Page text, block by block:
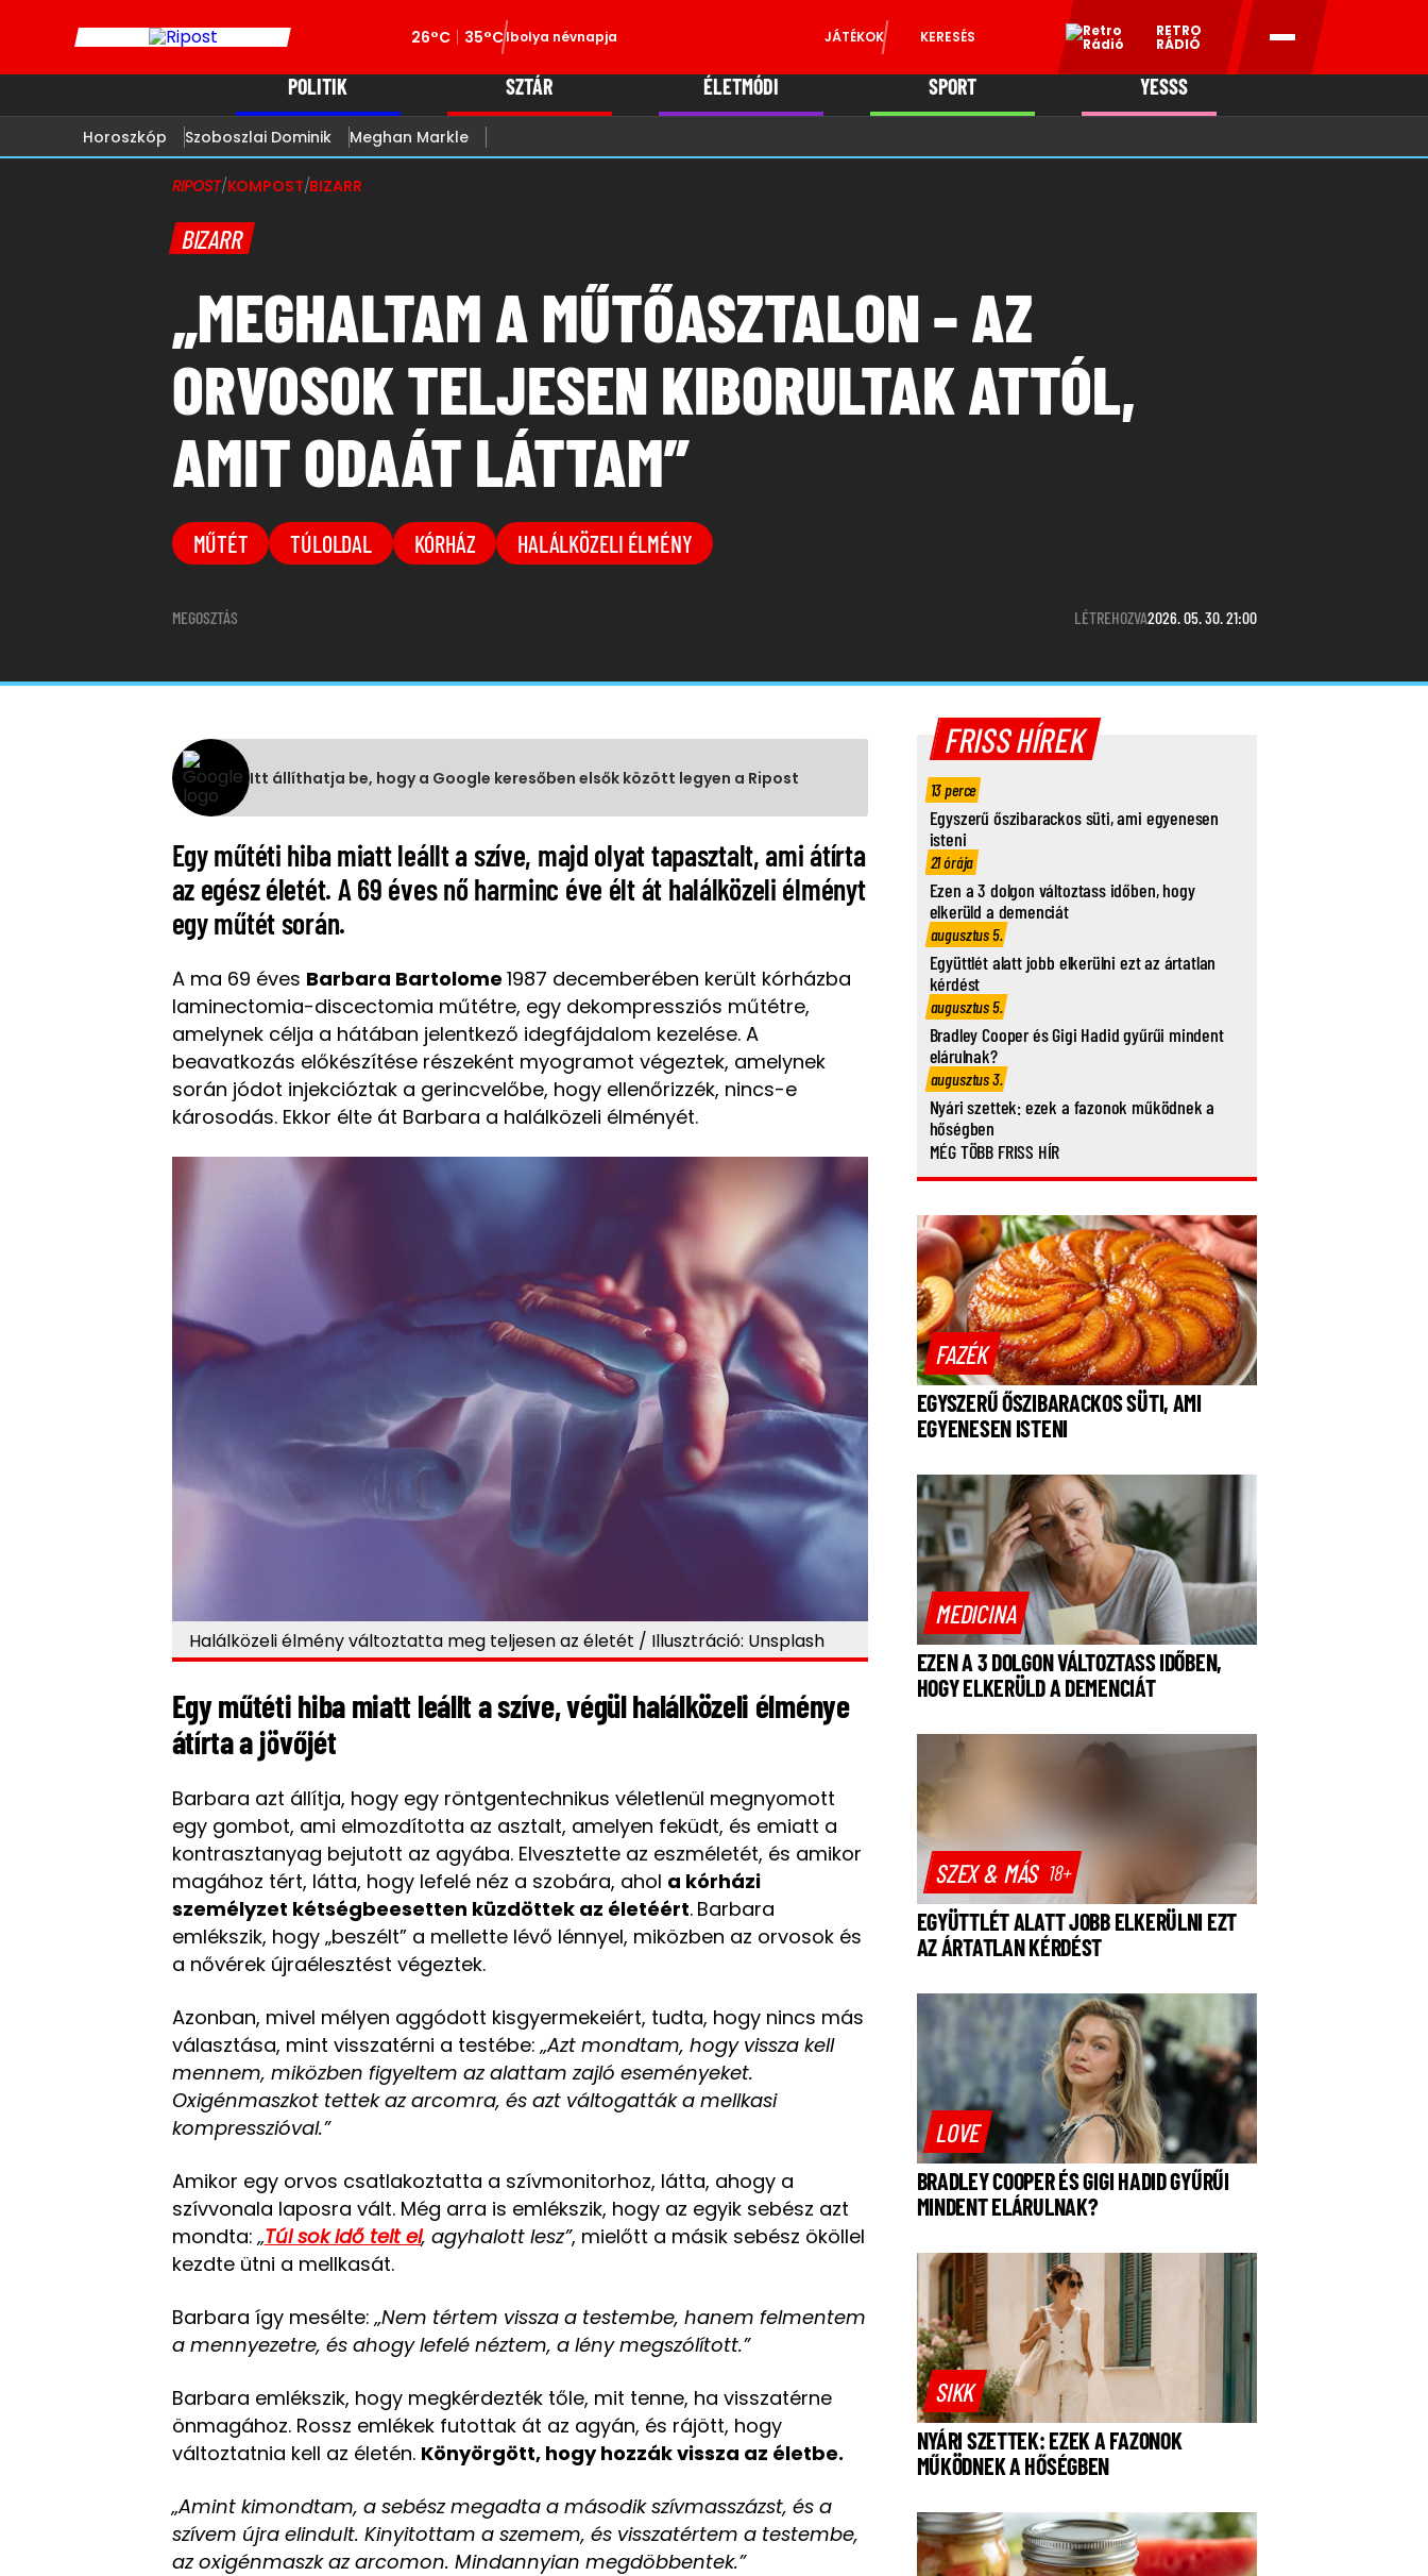
26°C 35°CIbolya névnapja JÁTÉKOK KERESÉS RETRO
RÁDIÓ
POLITIK SZTÁR ÉLETMÓDI SPORT YESSS
Horoszkóp Szoboszlai Dominik Meghan Markle
RIPOST/KOMPOST/BIZARR
BIZARR
„MEGHALTAM A MŰTŐASZTALON – AZ
ORVOSOK TELJESEN KIBORULTAK ATTÓL,
AMIT ODAÁT LÁTTAM”
MŰTÉT TÚLOLDAL KÓRHÁZ HALÁLKÖZELI ÉLMÉNY
MEGOSZTÁS LÉTREHOZVA2026. 05. 30. 21:00
Itt állíthatja be, hogy a Google keresőben elsők között legyen a Ripost
Egy műtéti hiba miatt leállt a szíve, majd olyat tapasztalt, ami átírta
az egész életét. A 69 éves nő harminc éve élt át halálközeli élményt
egy műtét során.
A ma 69 éves Barbara Bartolome 1987 decemberében került kórházba
laminectomia-discectomia műtétre, egy dekompressziós műtétre,
amelynek célja a hátában jelentkező idegfájdalom kezelése. A
beavatkozás előkészítése részeként myogramot végeztek, amelynek
során jódot injekcióztak a gerincvelőbe, hogy ellenőrizzék, nincs-e
károsodás. Ekkor élte át Barbara a halálközeli élményét.
Halálközeli élmény változtatta meg teljesen az életét / Illusztráció: Unsplash
Egy műtéti hiba miatt leállt a szíve, végül halálközeli élménye
átírta a jövőjét
Barbara azt állítja, hogy egy röntgentechnikus véletlenül megnyomott
egy gombot, ami elmozdította az asztalt, amelyen feküdt, és emiatt a
kontrasztanyag bejutott az agyába. Elvesztette az eszméletét, és amikor
magához tért, látta, hogy lefelé néz a szobára, ahol a kórházi
személyzet kétségbeesetten küzdöttek az életéért. Barbara
emlékszik, hogy „beszélt” a mellette lévő lénnyel, miközben az orvosok és
a nővérek újraélesztést végeztek.
Azonban, mivel mélyen aggódott kisgyermekeiért, tudta, hogy nincs más
választása, mint visszatérni a testébe:„Azt mondtam, hogy vissza kell
mennem, miközben figyeltem az alattam zajló eseményeket.
Oxigénmaszkot tettek az arcomra, és azt váltogatták a mellkasi
kompresszióval.”
Amikor egy orvos csatlakoztatta a szívmonitorhoz, látta, ahogy a
szívvonala laposra vált. Még arra is emlékszik, hogy az egyik sebész azt
mondta:„Túl sok idő telt el, agyhalott lesz”, mielőtt a másik sebész ököllel
kezdte ütni a mellkasát.
Barbara így mesélte:„Nem tértem vissza a testembe, hanem felmentem
a mennyezetre, és ahogy lefelé néztem, a lény megszólított.”
Barbara emlékszik, hogy megkérdezték tőle, mit tenne, ha visszatérne
önmagához. Rossz emlékek futottak át az agyán, és rájött, hogy
változtatnia kell az életén. Könyörgött, hogy hozzák vissza az életbe.
„Amint kimondtam, a sebész megadta a második szívmasszázst, és a
szívem újra elindult. Kinyitottam a szemem, és visszatértem a testembe,
az oxigénmaszk az arcomon. Mindannyian megdöbbentek.”
FRISS HÍREK
13 perce
Egyszerű őszibarackos süti, ami egyenesen
isteni
21 órája
Ezen a 3 dolgon változtass időben, hogy
elkerüld a demenciát
augusztus 5.
Együttlét alatt jobb elkerülni ezt az ártatlan
kérdést
augusztus 5.
Bradley Cooper és Gigi Hadid gyűrűi mindent
elárulnak?
augusztus 3.
Nyári szettek: ezek a fazonok működnek a
hőségben
MÉG TÖBB FRISS HÍR
FAZÉK
EGYSZERŰ ŐSZIBARACKOS SÜTI, AMI
EGYENESEN ISTENI
MEDICINA
EZEN A 3 DOLGON VÁLTOZTASS IDŐBEN,
HOGY ELKERÜLD A DEMENCIÁT
SZEX & MÁS 18+
EGYÜTTLÉT ALATT JOBB ELKERÜLNI EZT
AZ ÁRTATLAN KÉRDÉST
LOVE
BRADLEY COOPER ÉS GIGI HADID GYŰRŰI
MINDENT ELÁRULNAK?
SIKK
NYÁRI SZETTEK: EZEK A FAZONOK
MŰKÖDNEK A HŐSÉGBEN